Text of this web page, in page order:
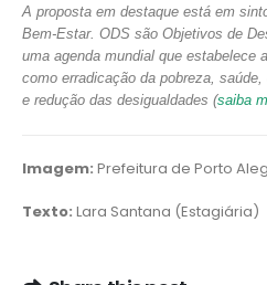
A proposta em destaque está em
Bem-Estar. ODS são Objetivos de
uma agenda mundial que estabelece
como erradicação da pobreza,
e redução das desigualdades (saiba
Imagem: Prefeitura de Porto
Texto: Lara Santana (Estagiária)